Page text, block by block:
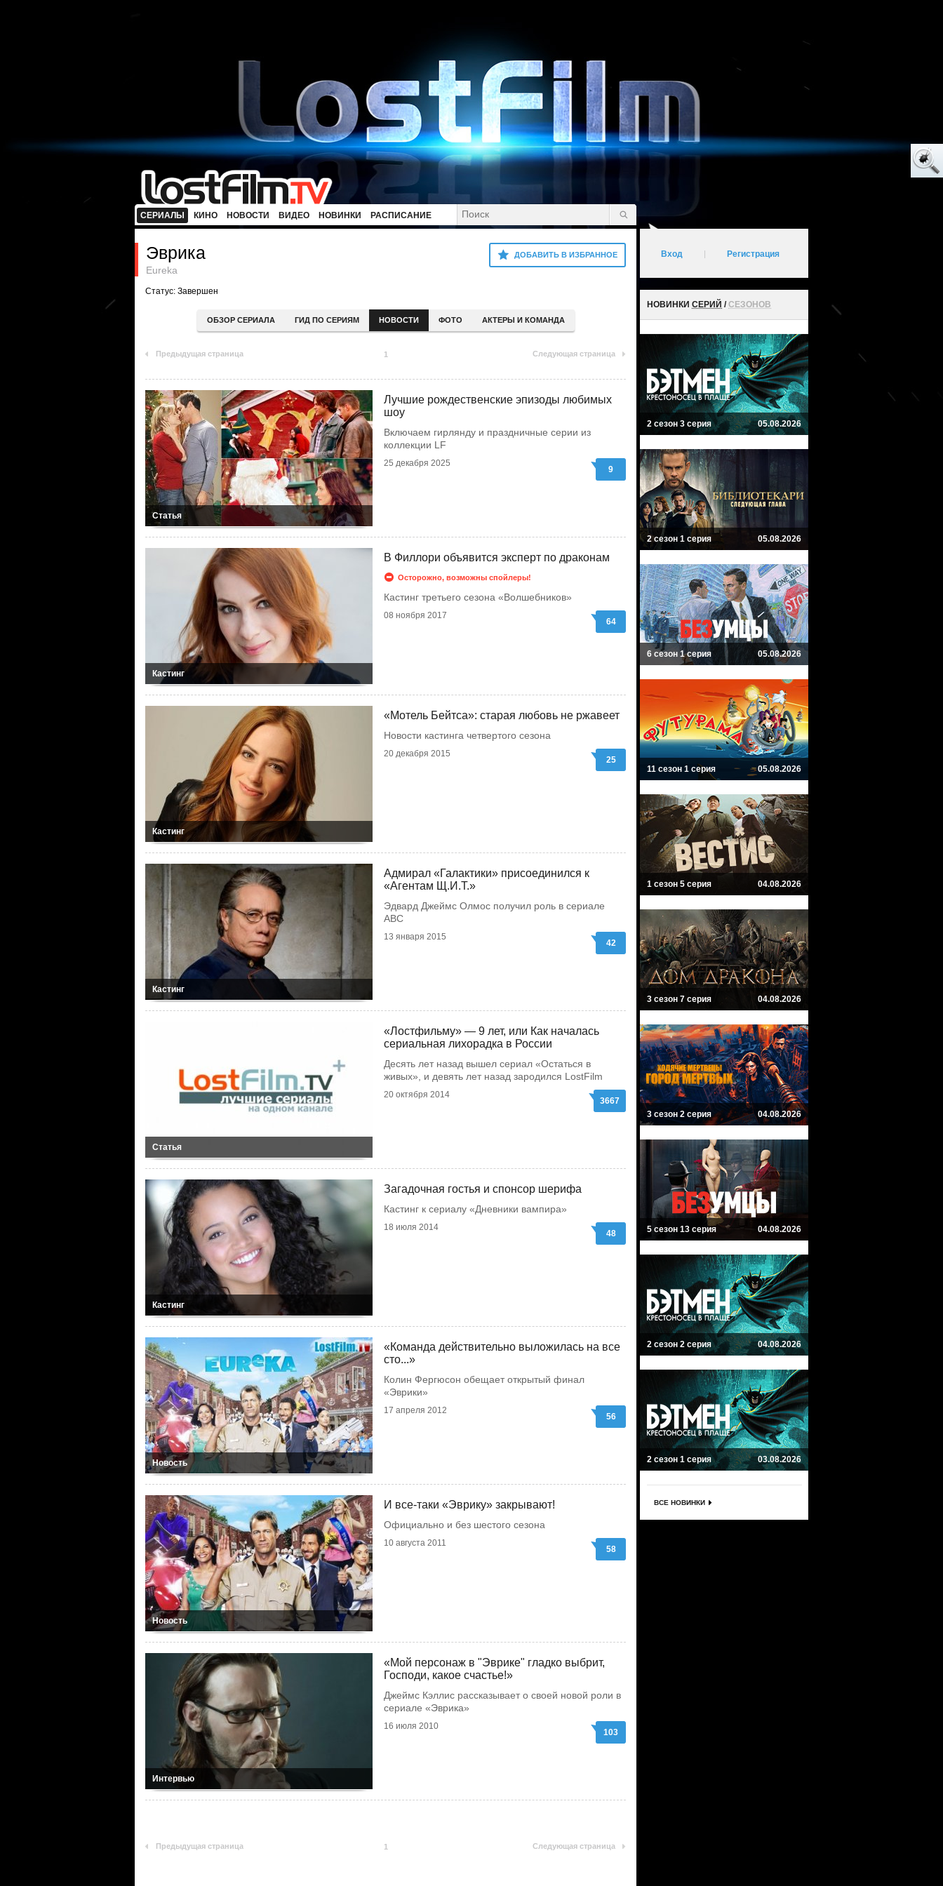
СЕРИАЛЫ КИНО НОВОСТИ ВИДЕО НОВИНКИ РАСПИСАНИЕ
ДОБАВИТЬ В ИЗБРАННОЕ
Эврика
Eureka
Статус: Завершен
ОБЗОР СЕРИАЛА ГИД ПО СЕРИЯМ НОВОСТИ ФОТО АКТЕРЫ И КОМАНДА
Предыдущая страница 1 Следующая страница
Статья
Лучшие рождественские эпизоды любимых
шоу
Включаем гирлянду и праздничные серии из
коллекции LF
25 декабря 2025
9
Кастинг
В Филлори объявится эксперт по драконам
Осторожно, возможны спойлеры!
Кастинг третьего сезона «Волшебников»
08 ноября 2017
64
Кастинг
«Мотель Бейтса»: старая любовь не ржавеет
Новости кастинга четвертого сезона
20 декабря 2015
25
Кастинг
Адмирал «Галактики» присоединился к
«Агентам Щ.И.Т.»
Эдвард Джеймс Олмос получил роль в сериале
ABC
13 января 2015
42
Статья
«Лостфильму» — 9 лет, или Как началась
сериальная лихорадка в России
Десять лет назад вышел сериал «Остаться в
живых», и девять лет назад зародился LostFilm
20 октября 2014
3667
Кастинг
Загадочная гостья и спонсор шерифа
Кастинг к сериалу «Дневники вампира»
18 июля 2014
48
Новость
«Команда действительно выложилась на все
сто...»
Колин Фергюсон обещает открытый финал
«Эврики»
17 апреля 2012
56
Новость
И все-таки «Эврику» закрывают!
Официально и без шестого сезона
10 августа 2011
58
Интервью
«Мой персонаж в "Эврике" гладко выбрит,
Господи, какое счастье!»
Джеймс Кэллис рассказывает о своей новой роли в
сериале «Эврика»
16 июля 2010
103
Предыдущая страница 1 Следующая страница
Вход Регистрация
НОВИНКИ СЕРИЙ /СЕЗОНОВ
2 сезон 3 серия 05.08.2026
2 сезон 1 серия 05.08.2026
6 сезон 1 серия 05.08.2026
11 сезон 1 серия 05.08.2026
1 сезон 5 серия 04.08.2026
3 сезон 7 серия 04.08.2026
3 сезон 2 серия 04.08.2026
5 сезон 13 серия 04.08.2026
2 сезон 2 серия 04.08.2026
2 сезон 1 серия 03.08.2026
ВСЕ НОВИНКИ